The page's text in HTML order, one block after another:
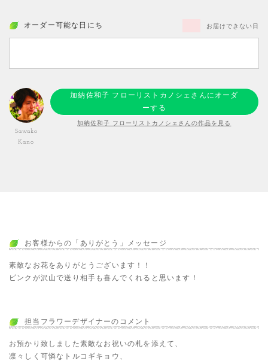
オーダー可能な日にち お届けできない日
Sawako
Kano
加納佐和子 フローリストカノシェさんにオーダ
ーする
加納佐和子 フローリストカノシェさんの作品を見る
お客様からの「ありがとう」メッセージ
素敵なお花をありがとうございます！！
ピンクが沢山で送り相手も喜んでくれると思います！
担当フラワーデザイナーのコメント
お預かり致しました素敵なお祝いの札を添えて、
凛々しく可憐なトルコギキョウ、